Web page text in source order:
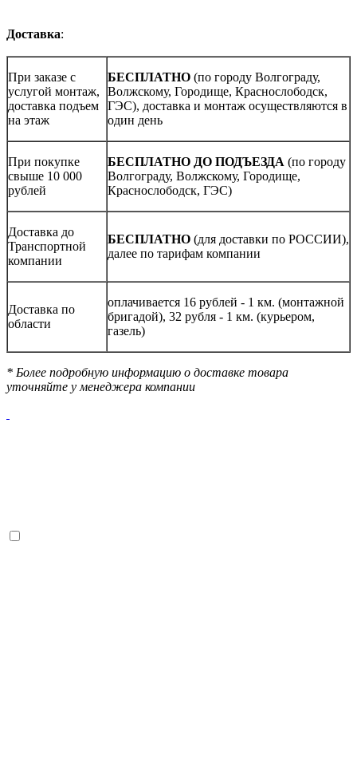
Доставка:
При заказе с
услугой монтаж,
доставка подъем
на этаж
БЕСПЛАТНО (по городу Волгограду,
Волжскому, Городище, Краснослободск,
ГЭС), доставка и монтаж осуществляются в
один день
При покупке
свыше 10 000
рублей
БЕСПЛАТНО ДО ПОДЪЕЗДА (по городу
Волгограду, Волжскому, Городище,
Краснослободск, ГЭС)
Доставка до
Транспортной
компании
БЕСПЛАТНО (для доставки по РОССИИ),
далее по тарифам компании
Доставка по
области
оплачивается 16 рублей - 1 км. (монтажной
бригадой), 32 рубля - 1 км. (курьером,
газель)
* Более подробную информацию о доставке товара
уточняйте у менеджера компании